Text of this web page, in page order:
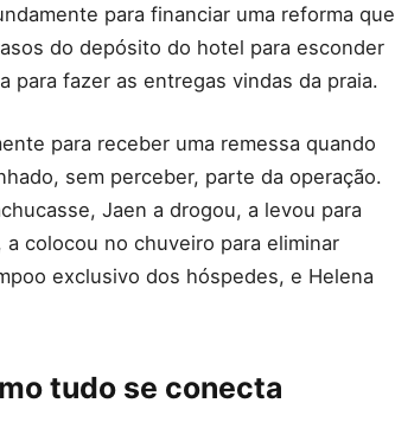
para financiar uma reforma que
do depósito do hotel para esconder
para fazer as entregas vindas da praia.
para receber uma remessa quando
sem perceber, parte da operação.
Jaen a drogou, a levou para
colocou no chuveiro para eliminar
exclusivo dos hóspedes, e Helena
tudo se conecta